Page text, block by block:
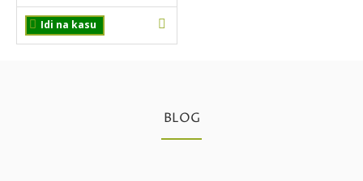
Idi na kasu
BLOG